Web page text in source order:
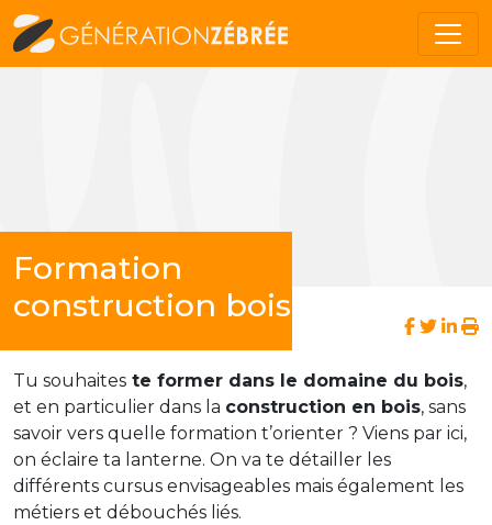
Formation
construction bois
Tu souhaites te former dans le domaine du bois,
et en particulier dans la construction en bois, sans
savoir vers quelle formation t’orienter ? Viens par ici,
on éclaire ta lanterne. On va te détailler les
différents cursus envisageables mais également les
métiers et débouchés liés.